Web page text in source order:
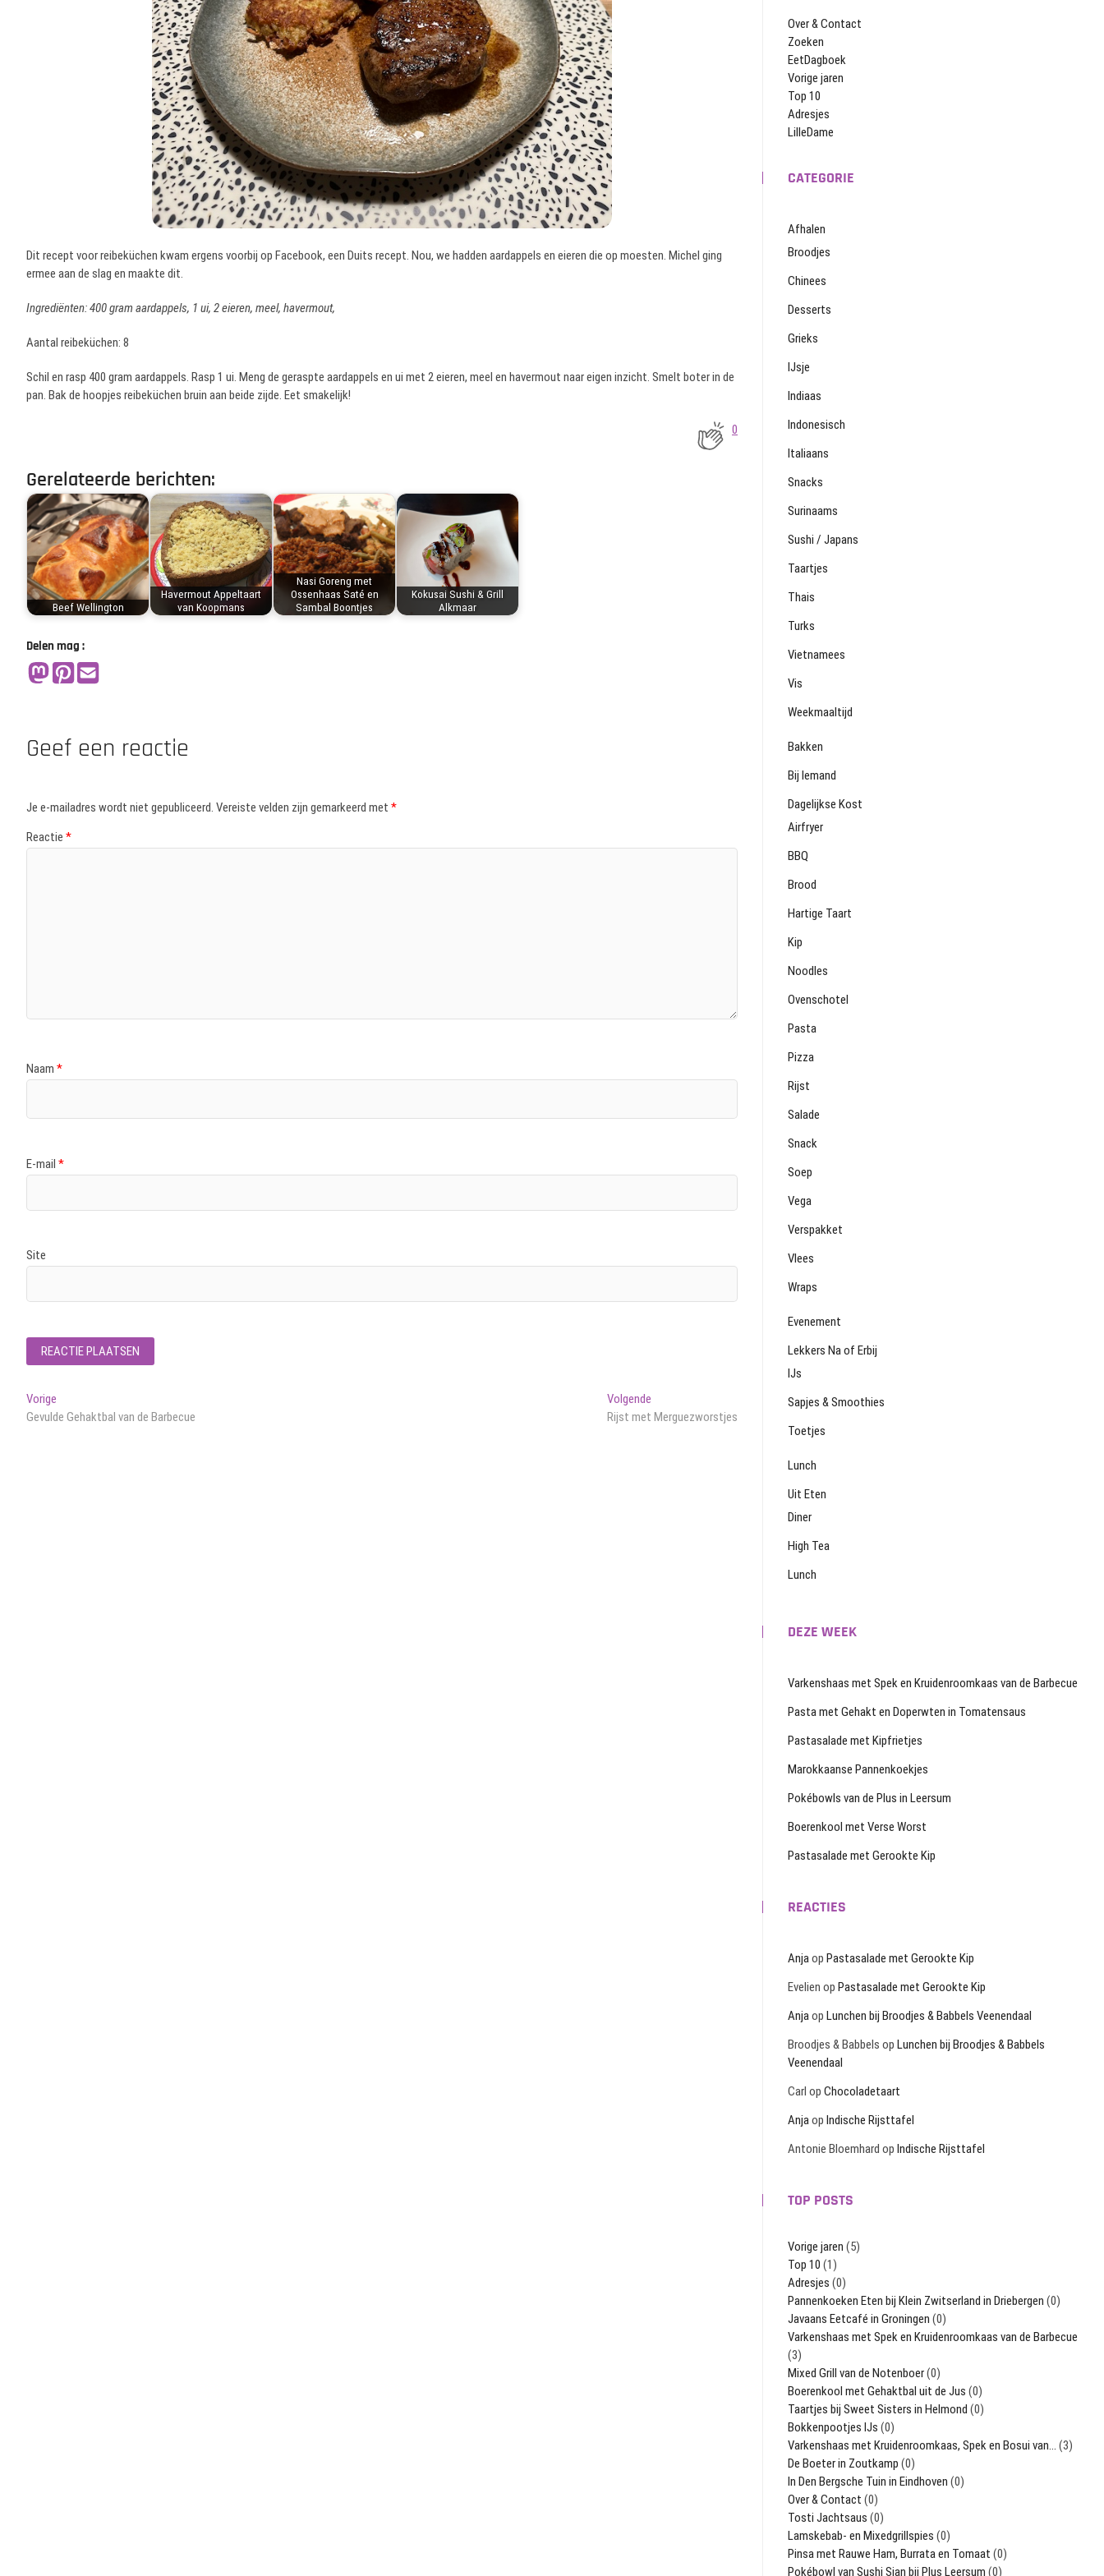
Dit recept voor reibeküchen kwam ergens voorbij op Facebook, een Duits recept. Nou, we hadden aardappels en eieren die op moesten. Michel ging
ermee aan de slag en maakte dit.
Ingrediënten: 400 gram aardappels, 1 ui, 2 eieren, meel, havermout,
Aantal reibeküchen: 8
Schil en rasp 400 gram aardappels. Rasp 1 ui. Meng de geraspte aardappels en ui met 2 eieren, meel en havermout naar eigen inzicht. Smelt boter in de
pan. Bak de hoopjes reibeküchen bruin aan beide zijde. Eet smakelijk!
0
Gerelateerde berichten:
Beef Wellington
Havermout Appeltaart
van Koopmans
Nasi Goreng met
Ossenhaas Saté en
Sambal Boontjes
Kokusai Sushi & Grill
Alkmaar
Delen mag :
Geef een reactie
Je e-mailadres wordt niet gepubliceerd. Vereiste velden zijn gemarkeerd met *
Reactie *
Naam *
E-mail *
Site
Bericht
navigatie
Vorige
bericht:
Gevulde Gehaktbal van de Barbecue
Volgende
bericht:
Rijst met Merguezworstjes
Over & Contact
Zoeken
EetDagboek
Vorige jaren
Top 10
Adresjes
LilleDame
CATEGORIE
Afhalen
Broodjes
Chinees
Desserts
Grieks
IJsje
Indiaas
Indonesisch
Italiaans
Snacks
Surinaams
Sushi / Japans
Taartjes
Thais
Turks
Vietnamees
Vis
Weekmaaltijd
Bakken
Bij Iemand
Dagelijkse Kost
Airfryer
BBQ
Brood
Hartige Taart
Kip
Noodles
Ovenschotel
Pasta
Pizza
Rijst
Salade
Snack
Soep
Vega
Verspakket
Vlees
Wraps
Evenement
Lekkers Na of Erbij
IJs
Sapjes & Smoothies
Toetjes
Lunch
Uit Eten
Diner
High Tea
Lunch
DEZE WEEK
Varkenshaas met Spek en Kruidenroomkaas van de Barbecue
Pasta met Gehakt en Doperwten in Tomatensaus
Pastasalade met Kipfrietjes
Marokkaanse Pannenkoekjes
Pokébowls van de Plus in Leersum
Boerenkool met Verse Worst
Pastasalade met Gerookte Kip
REACTIES
Anjaop Pastasalade met Gerookte Kip
Evelien op Pastasalade met Gerookte Kip
Anjaop Lunchen bij Broodjes & Babbels Veenendaal
Broodjes & Babbels op Lunchen bij Broodjes & Babbels
Veenendaal
Carl op Chocoladetaart
Anjaop Indische Rijsttafel
Antonie Bloemhard op Indische Rijsttafel
TOP POSTS
Vorige jaren (5)
Top 10 (1)
Adresjes (0)
Pannenkoeken Eten bij Klein Zwitserland in Driebergen (0)
Javaans Eetcafé in Groningen (0)
Varkenshaas met Spek en Kruidenroomkaas van de Barbecue
(3)
Mixed Grill van de Notenboer(0)
Boerenkool met Gehaktbal uit de Jus (0)
Taartjes bij Sweet Sisters in Helmond (0)
Bokkenpootjes IJs (0)
Varkenshaas met Kruidenroomkaas, Spek en Bosui van… (3)
De Boeter in Zoutkamp (0)
In Den Bergsche Tuin in Eindhoven (0)
Over & Contact (0)
Tosti Jachtsaus (0)
Lamskebab- en Mixedgrillspies (0)
Pinsa met Rauwe Ham, Burrata en Tomaat (0)
Pokébowl van Sushi Sian bij Plus Leersum (0)